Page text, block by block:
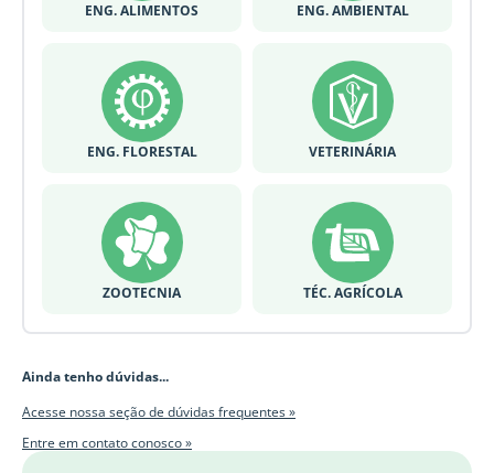
ENG. ALIMENTOS ENG. AMBIENTAL
ENG. FLORESTAL VETERINÁRIA
ZOOTECNIA TÉC. AGRÍCOLA
Ainda tenho dúvidas...
Acesse nossa seção de dúvidas frequentes »
Entre em contato conosco »